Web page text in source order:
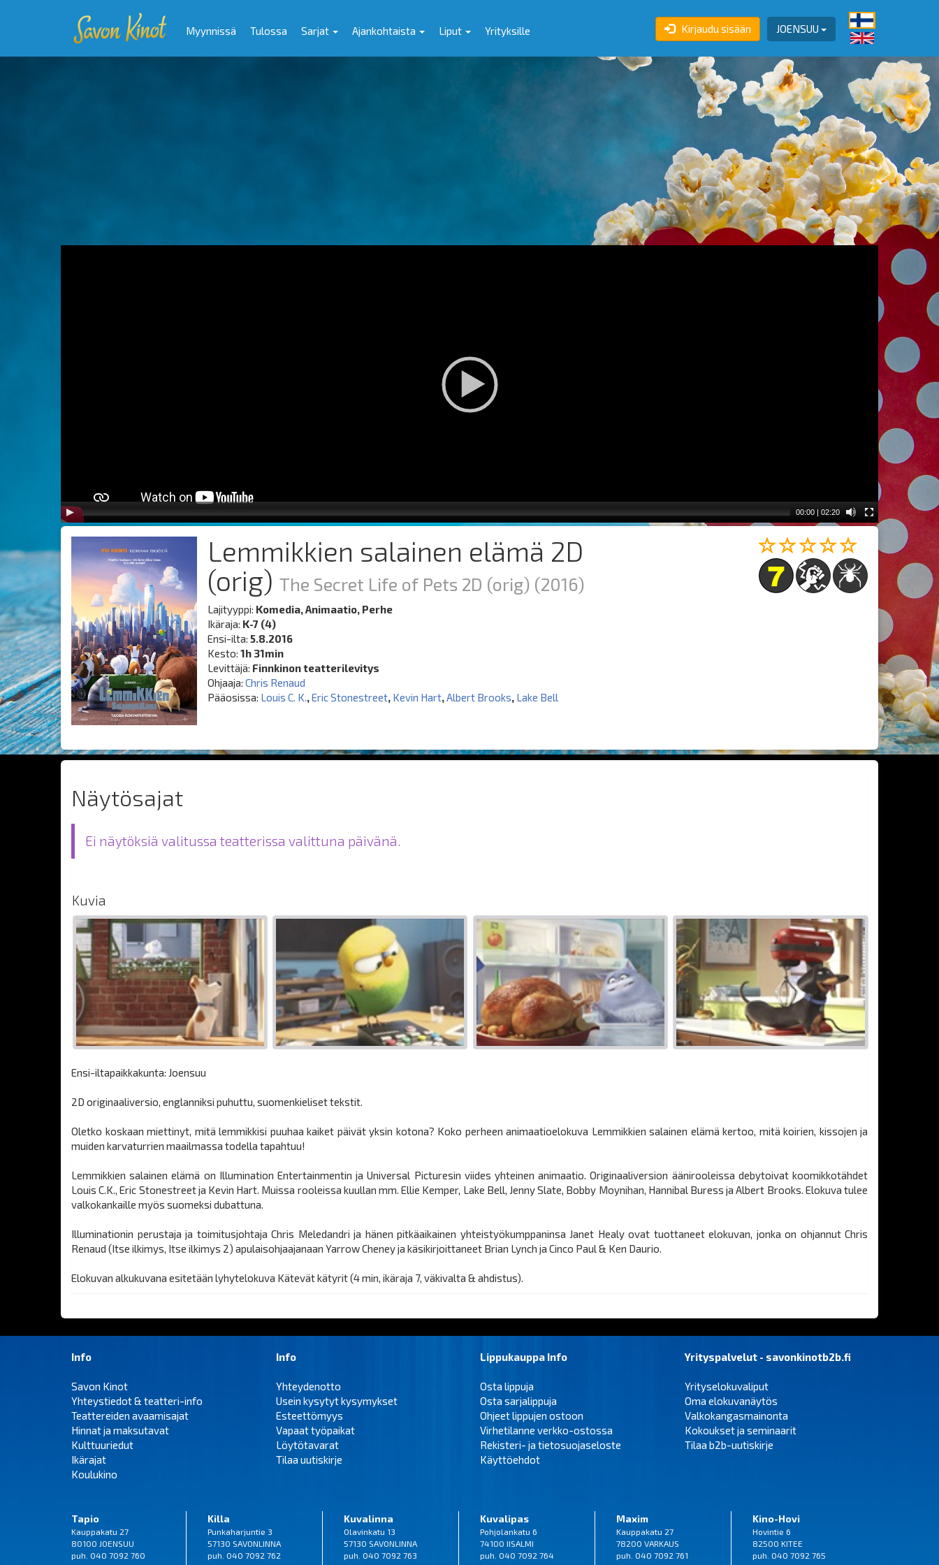
JOENSUU
Kirjaudu sisään
Myynnissä Tulossa Sarjat Ajankohtaista Liput Yrityksille
00:00 | 02:20
Lemmikkien salainen elämä 2D
(orig) The Secret Life of Pets 2D (orig) (2016)
Lajityyppi: Komedia, Animaatio, Perhe
Ikäraja: K-7 (4)
Ensi-ilta: 5.8.2016
Kesto: 1h 31min
Levittäjä: Finnkinon teatterilevitys
Ohjaaja: Chris Renaud
Pääosissa: Louis C. K.,Eric Stonestreet, Kevin Hart,Albert Brooks, Lake Bell
Näytösajat
Ei näytöksiä valitussa teatterissa valittuna päivänä.
Kuvia
Ensi-iltapaikkakunta: Joensuu
2D originaaliversio, englanniksi puhuttu, suomenkieliset tekstit.
Oletko koskaan miettinyt, mitä lemmikkisi puuhaa kaiket päivät yksin kotona? Koko perheen animaatioelokuva Lemmikkien salainen elämä kertoo, mitä koirien, kissojen ja
muiden karvaturrien maailmassa todella tapahtuu!
Lemmikkien salainen elämä on Illumination Entertainmentin ja Universal Picturesin viides yhteinen animaatio. Originaaliversion äänirooleissa debytoivat koomikkotähdet
Louis C.K., Eric Stonestreet ja Kevin Hart. Muissa rooleissa kuullan mm. Ellie Kemper, Lake Bell, Jenny Slate, Bobby Moynihan, Hannibal Buress ja Albert Brooks. Elokuva tulee
valkokankaille myös suomeksi dubattuna.
Illuminationin perustaja ja toimitusjohtaja Chris Meledandri ja hänen pitkäaikainen yhteistyökumppaninsa Janet Healy ovat tuottaneet elokuvan, jonka on ohjannut Chris
Renaud (Itse ilkimys, Itse ilkimys 2) apulaisohjaajanaan Yarrow Cheney ja käsikirjoittaneet Brian Lynch ja Cinco Paul & Ken Daurio.
Elokuvan alkukuvana esitetään lyhytelokuva Kätevät kätyrit (4 min, ikäraja 7, väkivalta & ahdistus).
Info
Savon Kinot
Yhteystiedot & teatteri-info
Teattereiden avaamisajat
Hinnat ja maksutavat
Kulttuuriedut
Ikärajat
Koulukino
Info
Yhteydenotto
Usein kysytyt kysymykset
Esteettömyys
Vapaat työpaikat
Löytötavarat
Tilaa uutiskirje
Lippukauppa Info
Osta lippuja
Osta sarjalippuja
Ohjeet lippujen ostoon
Virhetilanne verkko-ostossa
Rekisteri- ja tietosuojaseloste
Käyttöehdot
Yrityspalvelut - savonkinotb2b.fi
Yrityselokuvaliput
Oma elokuvanäytös
Valkokangasmainonta
Kokoukset ja seminaarit
Tilaa b2b-uutiskirje
Tapio
Kauppakatu 27
80100 JOENSUU
puh. 040 7092 760
Killa
Punkaharjuntie 3
57130 SAVONLINNA
puh. 040 7092 762
Kuvalinna
Olavinkatu 13
57130 SAVONLINNA
puh. 040 7092 763
Kuvalipas
Pohjolankatu 6
74100 IISALMI
puh. 040 7092 764
Maxim
Kauppakatu 27
78200 VARKAUS
puh. 040 7092 761
Kino-Hovi
Hovintie 6
82500 KITEE
puh. 040 7092 765